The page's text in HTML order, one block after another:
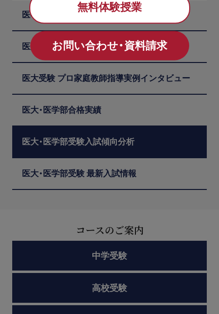
医学部受験指導の強み
医大・医学部受験 合格者の声
医大受験 プロ家庭教師指導実例インタビュー
医大・医学部合格実績
医大・医学部受験入試傾向分析
医大・医学部受験 最新入試情報
コースのご案内
中学受験
高校受験
無料体験授業
お問い合わせ・資料請求